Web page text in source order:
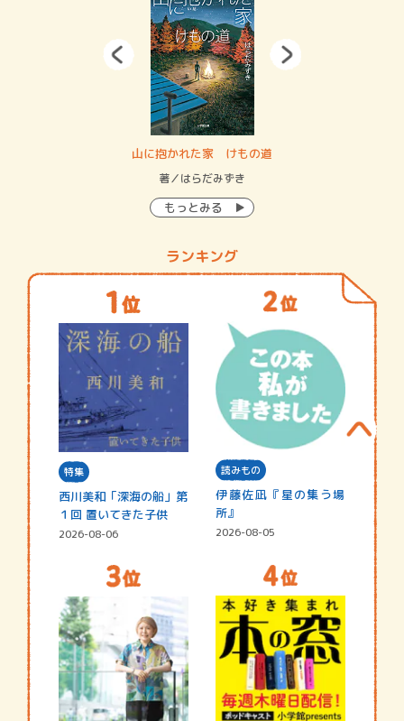
山に抱かれた家 けもの道
著／はらだみずき
もっとみる
ランキング
特集
西川美和「深海の船」第
１回 置いてきた子供
2026-08-06
読みもの
伊藤佐凪『星の集う場
所』
2026-08-05